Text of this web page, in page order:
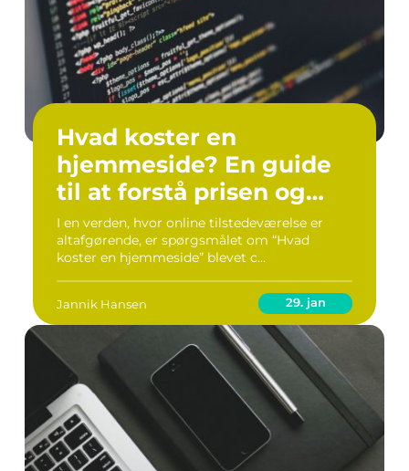
Hvad koster en
hjemmeside? En guide
til at forstå prisen og
værdien
I en verden, hvor online tilstedeværelse er
altafgørende, er spørgsmålet om “Hvad
koster en hjemmeside” blevet c...
Jannik Hansen 29. jan